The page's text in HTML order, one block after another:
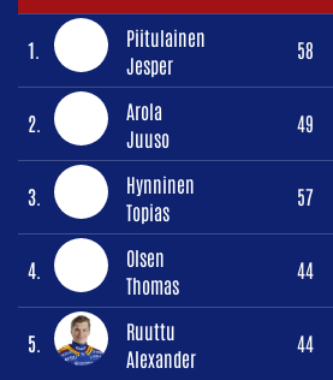
1.
Piitulainen
Jesper
58
2.
Arola
Juuso
49
3.
Hynninen
Topias
57
4.
Olsen
Thomas
44
5.
Ruuttu
Alexander
44